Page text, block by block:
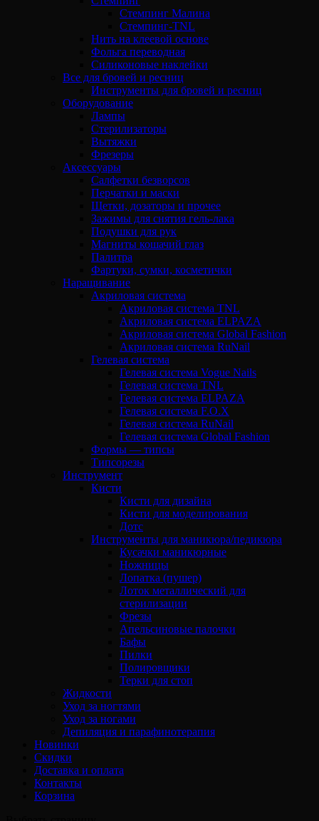
Стемпинг Малина
Стемпинг-TNL
Нить на клеевой основе
Фольга переводная
Силиконовые наклейки
Все для бровей и ресниц
Инструменты для бровей и ресниц
Оборудование
Лампы
Стерилизаторы
Вытяжки
Фрезеры
Аксессуары
Салфетки безворсов
Перчатки и маски
Щетки, дозаторы и прочее
Зажимы для снятия гель-лака
Подушки для рук
Магниты кошачий глаз
Палитра
Фартуки, сумки, косметички
Наращивание
Акриловая система
Акриловая система TNL
Акриловая система ELPAZA
Акриловая система Global Fashion
Акриловая система RuNail
Гелевая система
Гелевая система Vogue Nails
Гелевая система TNL
Гелевая система ELPAZA
Гелевая система F.O.X
Гелевая система RuNail
Гелевая система Global Fashion
Формы — типсы
Типсорезы
Инструмент
Кисти
Кисти для дизайна
Кисти для моделирования
Дотс
Инструменты для маникюра/педикюра
Кусачки маникюрные
Ножницы
Лопатка (пушер)
Лоток металлический для
стерилизации
Фрезы
Апельсиновые палочки
Бафы
Пилки
Полировщики
Терки для стоп
Жидкости
Уход за ногтями
Уход за ногами
Депиляция и парафинотерапия
Новинки
Скидки
Доставка и оплата
Контакты
Корзина